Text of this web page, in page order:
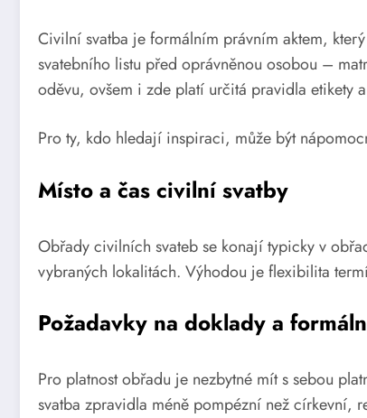
Civilní svatba je formálním právním aktem,
svatebního listu před oprávněnou osobou –
oděvu, ovšem i zde platí určitá pravidla etikety
Pro ty, kdo hledají inspiraci, může být
Místo a čas civilní svatby
Obřady civilních svateb se konají typicky v
vybraných lokalitách. Výhodou je flexibilita
Požadavky na doklady a
Pro platnost obřadu je nezbytné mít s sebou
svatba zpravidla méně pompézní než církevní,